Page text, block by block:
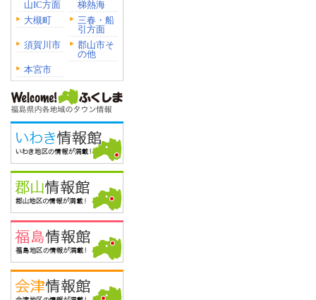
山IC方面
梯熱海
大槻町
三春・船
引方面
須賀川市
郡山市そ
の他
本宮市